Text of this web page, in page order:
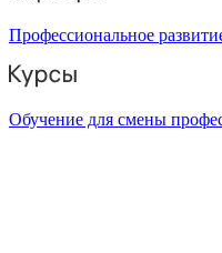
Профессиональное
Обучение для смены